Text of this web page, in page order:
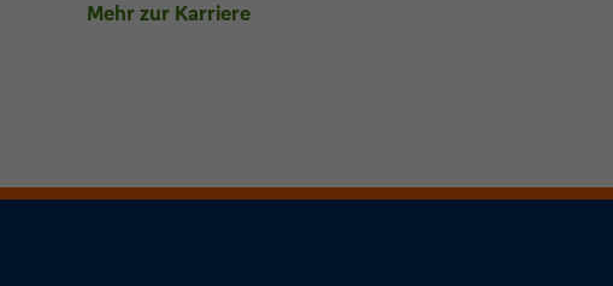
Mehr zur Karriere